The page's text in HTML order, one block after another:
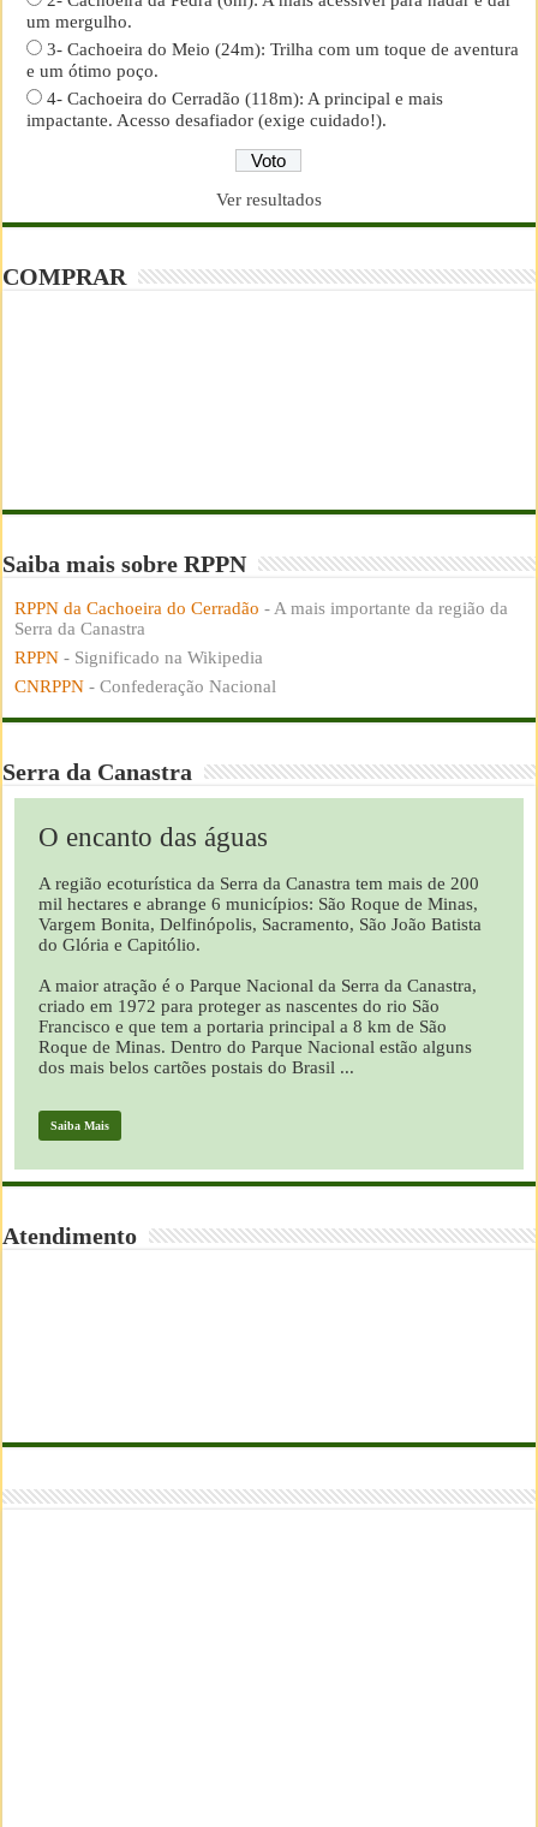
um mergulho.
3- Cachoeira do Meio (24m): Trilha com um toque de aventura
e um ótimo poço.
4- Cachoeira do Cerradão (118m): A principal e mais
impactante. Acesso desafiador (exige cuidado!).
Ver resultados
COMPRAR
Saiba mais sobre RPPN
RPPN da Cachoeira do Cerradão - A mais importante da região da
Serra da Canastra
RPPN - Significado na Wikipedia
CNRPPN - Confederação Nacional
Serra da Canastra
O encanto das águas
A região ecoturística da Serra da Canastra tem mais de 200
mil hectares e abrange 6 municípios: São Roque de Minas,
Vargem Bonita, Delfinópolis, Sacramento, São João Batista
do Glória e Capitólio.
A maior atração é o Parque Nacional da Serra da Canastra,
criado em 1972 para proteger as nascentes do rio São
Francisco e que tem a portaria principal a 8 km de São
Roque de Minas. Dentro do Parque Nacional estão alguns
dos mais belos cartões postais do Brasil ...
Saiba Mais
Atendimento